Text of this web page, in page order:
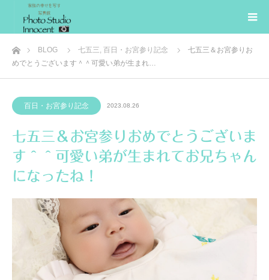
ホームBLOG 七五三, 百日・お宮参り記念
七五三＆お宮参りお
めでとうございます＾＾可愛い弟が生まれ…
百日・お宮参り記念 2023.08.26
七五三＆お宮参りおめでとうございま
す＾＾可愛い弟が生まれてお兄ちゃん
になったね！